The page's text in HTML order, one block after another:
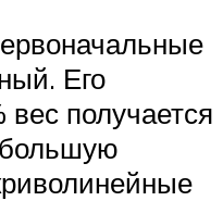
Его
получается
большую